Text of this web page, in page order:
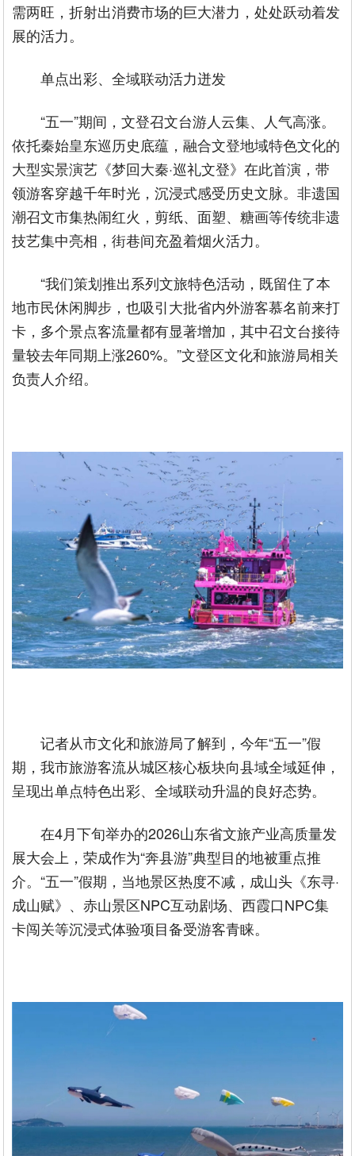
需两旺，折射出消费市场的巨大潜力，处处跃动着发
展的活力。
单点出彩、全域联动活力迸发
“五一”期间，文登召文台游人云集、人气高涨。
依托秦始皇东巡历史底蕴，融合文登地域特色文化的
大型实景演艺《梦回大秦·巡礼文登》在此首演，带
领游客穿越千年时光，沉浸式感受历史文脉。非遗国
潮召文市集热闹红火，剪纸、面塑、糖画等传统非遗
技艺集中亮相，街巷间充盈着烟火活力。
“我们策划推出系列文旅特色活动，既留住了本
地市民休闲脚步，也吸引大批省内外游客慕名前来打
卡，多个景点客流量都有显著增加，其中召文台接待
量较去年同期上涨260%。”文登区文化和旅游局相关
负责人介绍。
记者从市文化和旅游局了解到，今年“五一”假
期，我市旅游客流从城区核心板块向县域全域延伸，
呈现出单点特色出彩、全域联动升温的良好态势。
在4月下旬举办的2026山东省文旅产业高质量发
展大会上，荣成作为“奔县游”典型目的地被重点推
介。“五一”假期，当地景区热度不减，成山头《东寻·
成山赋》、赤山景区NPC互动剧场、西霞口NPC集
卡闯关等沉浸式体验项目备受游客青睐。